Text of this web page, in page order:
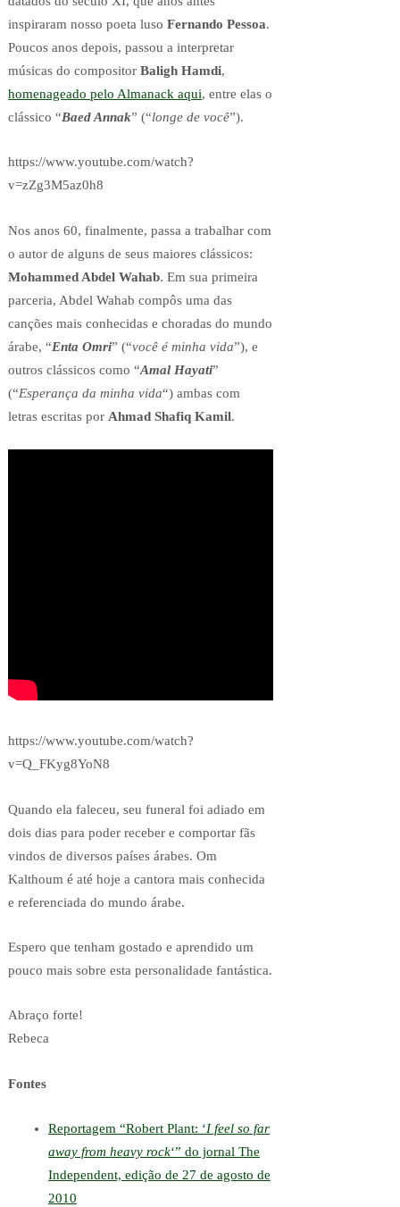
inspiraram nosso poeta luso Fernando Pessoa.
Poucos anos depois, passou a interpretar
músicas do compositor Baligh Hamdi,
homenageado pelo Almanack aqui, entre elas o
clássico “Baed Annak” (“longe de você”).
https://www.youtube.com/watch?
v=zZg3M5az0h8
Nos anos 60, finalmente, passa a trabalhar com
o autor de alguns de seus maiores clássicos:
Mohammed Abdel Wahab. Em sua primeira
parceria, Abdel Wahab compôs uma das
canções mais conhecidas e choradas do mundo
árabe, “Enta Omri” (“você é minha vida”), e
outros clássicos como “Amal Hayati”
(“Esperança da minha vida“) ambas com
letras escritas por Ahmad Shafiq Kamil.
https://www.youtube.com/watch?
v=Q_FKyg8YoN8
Quando ela faleceu, seu funeral foi adiado em
dois dias para poder receber e comportar fãs
vindos de diversos países árabes. Om
Kalthoum é até hoje a cantora mais conhecida
e referenciada do mundo árabe.
Espero que tenham gostado e aprendido um
pouco mais sobre esta personalidade fantástica.
Abraço forte!
Rebeca
Fontes
Reportagem “Robert Plant: ‘I feel so far
away from heavy rock‘” do jornal The
Independent, edição de 27 de agosto de
2010